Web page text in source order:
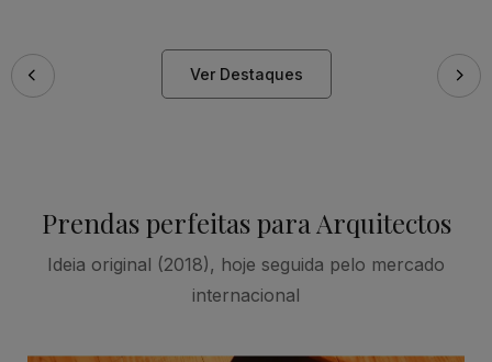
Ver Destaques
Prendas perfeitas para Arquitectos
Ideia original (2018), hoje seguida pelo mercado
internacional